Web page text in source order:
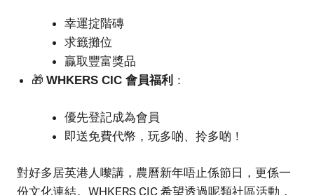
幸運掟階磚
求籤攤位
贏取豐富獎品
🎁WHKERS CIC 會員福利 ：
優先登記成為會員
即送免費代幣，玩多啲、拎多啲！
對好多居英港人嚟講，農曆新年唔止係節日，更係一
份文化連結。WHKERS CIC 希望透過呢類社區活動，